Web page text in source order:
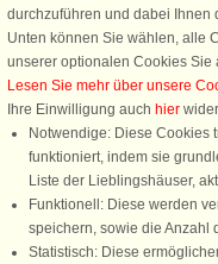
Urlaubstipps!
durchzuführen und dabei Ihnen
Unten können Sie wählen, alle
unserer optionalen Cookies Sie
Lesen Sie mehr über unsere
Ihre Einwilligung auch hier
Notwendige: Diese Cookies
funktioniert, indem sie
Liste der Lieblingshäuser,
Funktionell: Diese werden
speichern, sowie die Anzahl
Statistisch: Diese